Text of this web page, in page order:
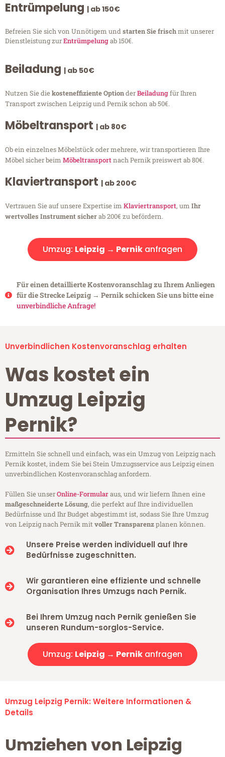
Entrümpelung | ab 150€
Befreien Sie sich von Unnötigem undstarten Sie frischmit unserer
Dienstleistung zurEntrümpelungab 150€.
Beiladung | ab 50€
Nutzen Sie diekosteneffiziente OptionderBeiladungfür Ihren
Transport zwischen Leipzig und Pernik schon ab 50€.
Möbeltransport | ab 80€
Ob ein einzelnes Möbelstück oder mehrere, wir transportieren Ihre
Möbel sicher beim Möbeltransportnach Pernik preiswert ab 80€.
Klaviertransport | ab 200€
Vertrauen Sie auf unsere Expertise im Klaviertransport, um Ihr
wertvolles Instrument sicherab 200€ zu befördern.
Umzug: Leipzig → Pernik anfragen
Für einen detaillierte Kostenvoranschlag zu Ihrem Anliegen
für die Strecke Leipzig → Pernik schicken Sie uns bitte eine
unverbindliche Anfrage!
Unverbindlichen Kostenvoranschlag erhalten
Was kostet ein
Umzug Leipzig
Pernik?
Ermitteln Sie schnell und einfach, was ein Umzug von Leipzig nach
Pernik kostet, indem Sie bei Stein Umzugsservice aus Leipzig einen
unverbindlichen Kostenvoranschlag anfordern.
Füllen Sie unserOnline-Formularaus, und wir liefern Ihnen eine
maßgeschneiderte Lösung, die perfekt auf Ihre individuellen
Bedürfnisse und Ihr Budget abgestimmt ist, sodass Sie Ihre Umzug
von Leipzig nach Pernik mitvoller Transparenzplanen können.
Unsere Preise werden individuell auf Ihre
Bedürfnisse zugeschnitten.
Wir garantieren eine effiziente und schnelle
Organisation Ihres Umzugs nach Pernik.
Bei Ihrem Umzug nach Pernik genießen Sie
unseren Rundum-sorglos-Service.
Umzug: Leipzig → Pernik anfragen
Umzug Leipzig Pernik: Weitere Informationen &
Details
Umziehen von Leipzig